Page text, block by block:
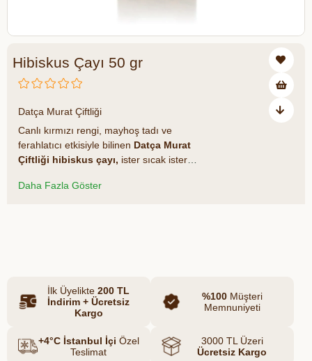
Hibiskus Çayı 50 gr
Datça Murat Çiftliği
Canlı kırmızı rengi, mayhoş tadı ve
ferahlatıcı etkisiyle bilinen Datça Murat
Çiftliği hibiskus çayı, ister sıcak ister
çayıdır. Geleneksel bitki çayı severler için
Daha Fazla Göster
İlk Üyelikte 200 TL
İndirim + Ücretsiz
Kargo
%100Müşteri
Memnuniyeti
+4°C İstanbul İçi Özel
Teslimat
3000 TL Üzeri
Ücretsiz Kargo